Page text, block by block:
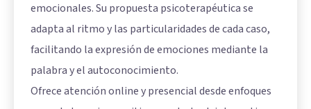
emocionales. Su propuesta psicoterapéutica se
adapta al ritmo y las particularidades de cada caso,
facilitando la expresión de emociones mediante la
palabra y el autoconocimiento.
Ofrece atención online y presencial desde enfoques